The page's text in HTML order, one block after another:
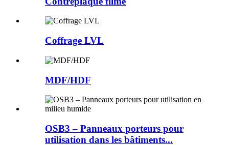
Coffrage LVL
MDF/HDF
OSB3 – Panneaux porteurs pour
utilisation dans les bâtiments...